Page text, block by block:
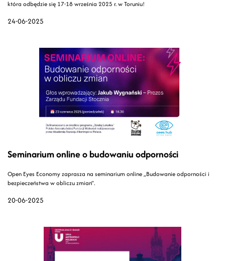
24-06-2025
która odbędzie się 17-18 września 2025 r. w Toruniu!
20-06-2025
Seminarium online o budowaniu odporności
Open Eyes Economy zaprasza na seminarium online „Budowanie odporności i
bezpieczeństwa w obliczu zmian”.